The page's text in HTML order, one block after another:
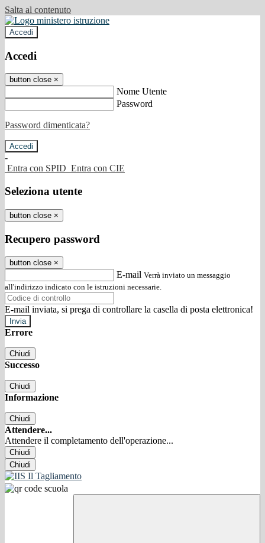
Salta al contenuto
Accedi
Accedi
button close ×
Nome Utente
Password
Password dimenticata?
-
Entra con SPID Entra con CIE
Seleziona utente
button close ×
Recupero password
button close ×
E-mail Verrà inviato un messaggio
all'indirizzo indicato con le istruzioni necessarie.
E-mail inviata, si prega di controllare la casella di posta elettronica!
Errore
Chiudi
Successo
Chiudi
Informazione
Chiudi
Attendere...
Attendere il completamento dell'operazione...
Chiudi
Chiudi